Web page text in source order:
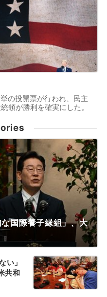
の投開票が行われ、民主
領が勝利を確実にした。
国際養子縁組」、大
い」
共和